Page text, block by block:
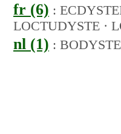
fr (6) :
LOCTUDYSTE ·
nl (1) :